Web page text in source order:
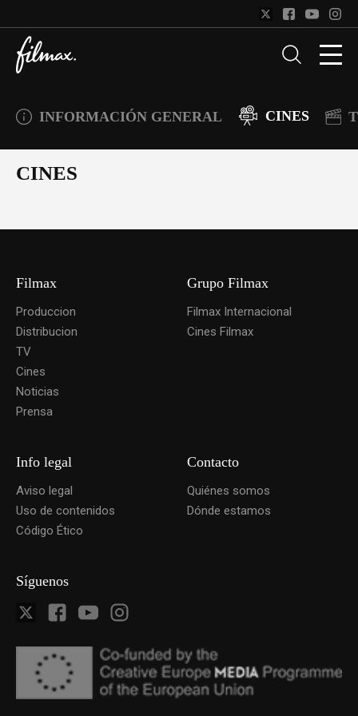
INFORMACIÓN GENERAL CINES
CINES
Filmax
Produccion
Distribucion
TV
Cines
Noticias
Prensa
Grupo Filmax
Filmax Internacional
Cines Filmax
Info legal
Aviso legal
Uso de contenidos
Código Ético
Contacto
Quiénes somos
Dónde estamos
Síguenos